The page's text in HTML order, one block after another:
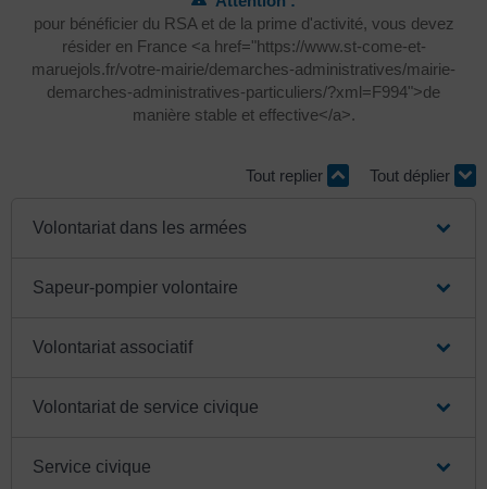
pour bénéficier du RSA et de la prime d'activité, vous devez
résider en France <a href="https://www.st-come-et-
maruejols.fr/votre-mairie/demarches-administratives/mairie-
demarches-administratives-particuliers/?xml=F994">de
manière stable et effective</a>.
Tout replier Tout déplier
Volontariat dans les armées
Sapeur-pompier volontaire
Volontariat associatif
Volontariat de service civique
Service civique